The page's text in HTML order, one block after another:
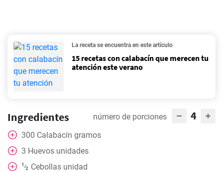
La receta se encuentra en este artículo
15 recetas con calabacín que merecen tu
atención este verano
Ingredientes número de porciones 4
300 Calabacín gramos
3 Huevos unidades
1⁄2
Cebollas unidad